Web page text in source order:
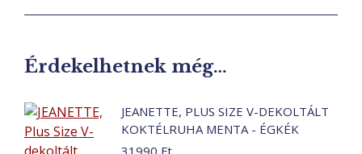
Érdekelhetnek még…
JEANETTE, PLUS SIZE V-DEKOLTÁLT
KOKTÉLRUHA MENTA - ÉGKÉK